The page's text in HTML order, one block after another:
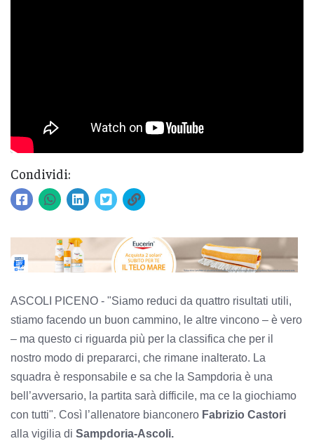
Condividi:
ASCOLI PICENO - "Siamo reduci da quattro risultati utili,
stiamo facendo un buon cammino, le altre vincono – è vero
– ma questo ci riguarda più per la classifica che per il
nostro modo di prepararci, che rimane inalterato. La
squadra è responsabile e sa che la Sampdoria è una
bell’avversario, la partita sarà difficile, ma ce la giochiamo
con tutti". Così l’allenatore bianconero Fabrizio Castori
alla vigilia di Sampdoria-Ascoli.